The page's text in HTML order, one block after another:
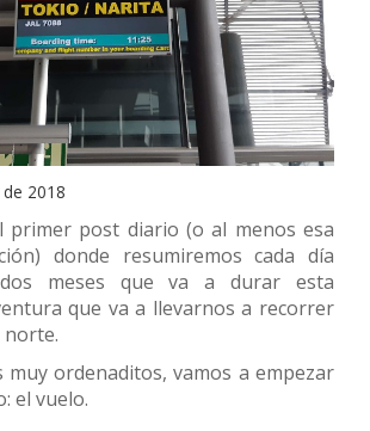
2018
post diario (o al menos esa
donde resumiremos cada día
meses que va a durar esta
que va a llevarnos a recorrer
norte.
muy ordenaditos, vamos a empezar
el vuelo.